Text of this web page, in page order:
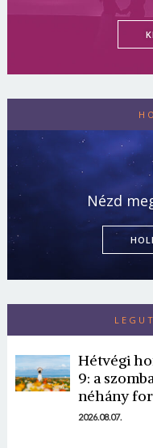
Nézd
Hétvégi
9: a
néhány
2026.08.07.